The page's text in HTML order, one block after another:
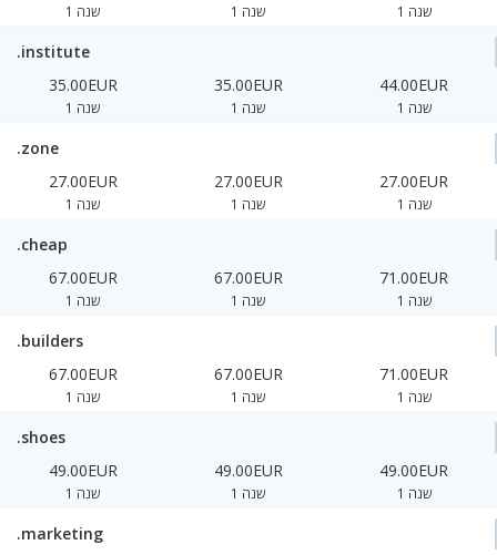
1 שנה 1 שנה 1 שנה
.institute
35.00EUR
1 שנה
35.00EUR
1 שנה
44.00EUR
1 שנה
.zone
27.00EUR
1 שנה
27.00EUR
1 שנה
27.00EUR
1 שנה
.cheap
67.00EUR
1 שנה
67.00EUR
1 שנה
71.00EUR
1 שנה
.builders
67.00EUR
1 שנה
67.00EUR
1 שנה
71.00EUR
1 שנה
.shoes
49.00EUR
1 שנה
49.00EUR
1 שנה
49.00EUR
1 שנה
.marketing